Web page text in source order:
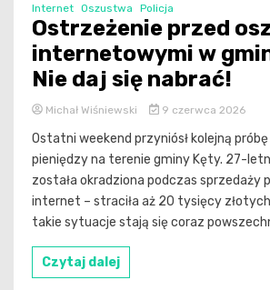
Internet Oszustwa Policja
Ostrzeżenie przed
internetowymi w
Nie daj się nabrać!
Michał Wiśniewski 9 czerwca 2026
Ostatni weekend przyniósł kolejną
pieniędzy na terenie gminy Kęty. 27-
została okradziona podczas sprzedaży
internet – straciła aż 20 tysięcy
takie sytuacje stają się coraz
Czytaj dalej